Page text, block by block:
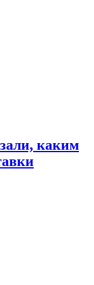
каким